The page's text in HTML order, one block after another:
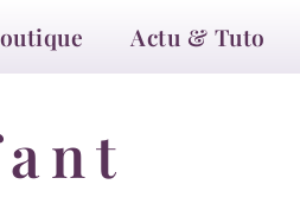
Actu & Tuto